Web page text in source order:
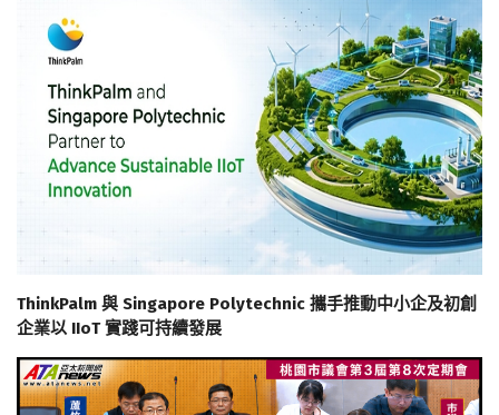
ThinkPalm 與 Singapore Polytechnic 攜手推動中小企及初創
企業以 IIoT 實踐可持續發展